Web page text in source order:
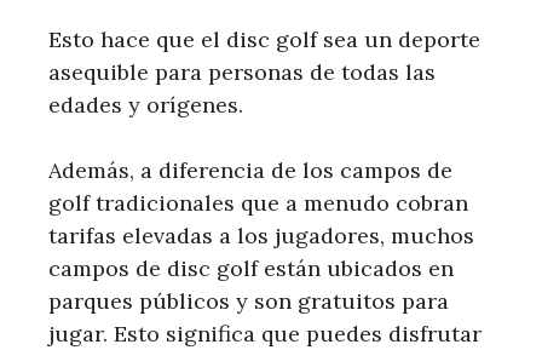
Esto hace que el disc golf sea un deporte
asequible para personas de todas las
edades y orígenes.
Además, a diferencia de los campos de
golf tradicionales que a menudo cobran
tarifas elevadas a los jugadores, muchos
campos de disc golf están ubicados en
parques públicos y son gratuitos para
jugar. Esto significa que puedes disfrutar